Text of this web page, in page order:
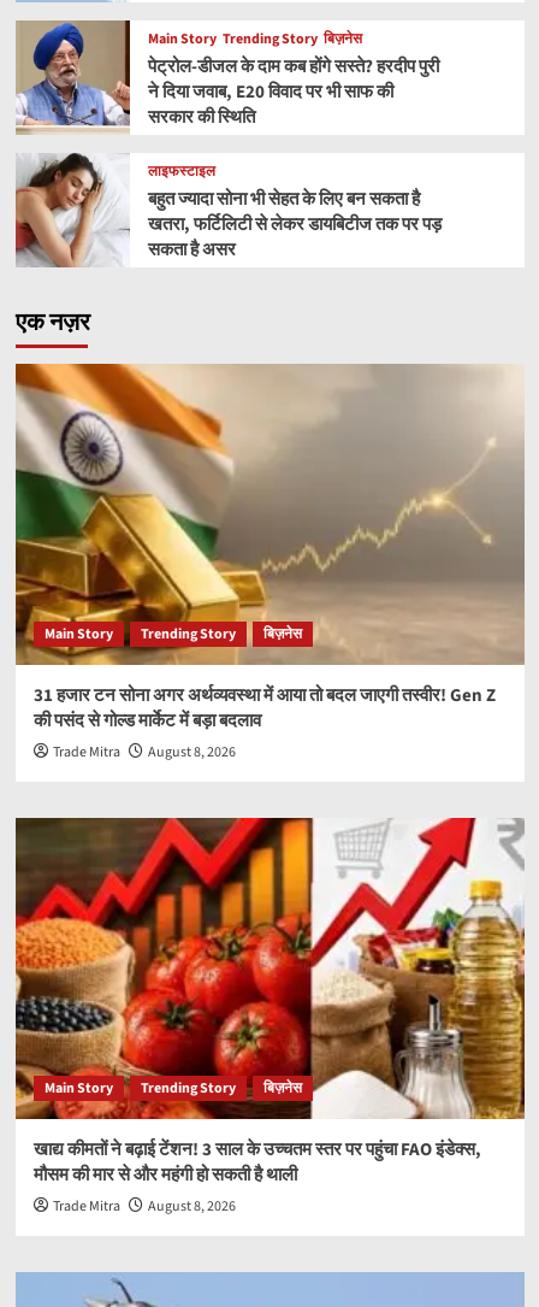
Main Story Trending Story बिज़नेस
पेट्रोल-डीजल के दाम कब होंगे सस्ते? हरदीप पुरी
ने दिया जवाब, E20 विवाद पर भी साफ की
सरकार की स्थिति
लाइफस्टाइल
बहुत ज्यादा सोना भी सेहत के लिए बन सकता है
खतरा, फर्टिलिटी से लेकर डायबिटीज तक पर पड़
सकता है असर
एक नज़र
Main Story Trending Story बिज़नेस
31 हजार टन सोना अगर अर्थव्यवस्था में आया तो बदल जाएगी तस्वीर! Gen Z
की पसंद से गोल्ड मार्केट में बड़ा बदलाव
Trade Mitra August 8, 2026
Main Story Trending Story बिज़नेस
खाद्य कीमतों ने बढ़ाई टेंशन! 3 साल के उच्चतम स्तर पर पहुंचा FAO इंडेक्स,
मौसम की मार से और महंगी हो सकती है थाली
Trade Mitra August 8, 2026